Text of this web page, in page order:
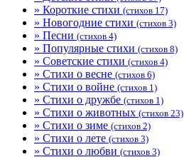
» Короткие стихи (стихов 17)
» Новогодние стихи (стихов 3)
» Песни (стихов 4)
» Популярные стихи (стихов 8)
» Советские стихи (стихов 4)
» Стихи о весне (стихов 6)
» Стихи о войне (стихов 1)
» Стихи о дружбе (стихов 1)
» Стихи о животных (стихов 23)
» Стихи о зиме (стихов 2)
» Стихи о лете (стихов 3)
» Стихи о любви (стихов 3)